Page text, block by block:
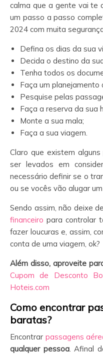
calma que a gente vai te
um passo a passo
2024 com muita
Defina os dias da sua
Decida o destino da
Tenha todos os
Faça um
Pesquise pelas
Faça a reserva da sua
Monte a sua mala;
Faça a sua viagem.
Claro que existem
ser levados em
necessário definir se o
ou se vocês vão alugar
Sendo assim, não deixe
financeiro para controlar
fazer loucuras e, assim,
conta de uma viagem, ok?
Além disso, aproveite
Cupom de Desconto
Hoteis.com
Como encontrar
baratas?
Encontrar passagens
qualquer pessoa. Afinal